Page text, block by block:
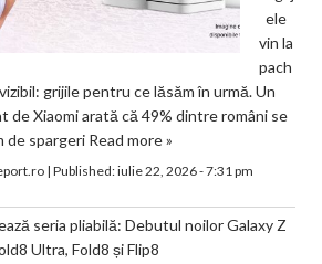
ele
vin la
pach
grijile pentru ce lăsăm în urmă. Un
de Xiaomi arată că 49% dintre români se
de spargeri Read more »
| Published:iulie 22, 2026 - 7:31 pm
seria pliabilă: Debutul noilor Galaxy Z
Ultra, Fold8 și Flip8